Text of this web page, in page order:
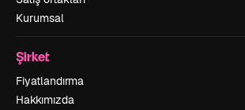
Kurumsal
Şirket
Fiyatlandırma
Hakkımızda